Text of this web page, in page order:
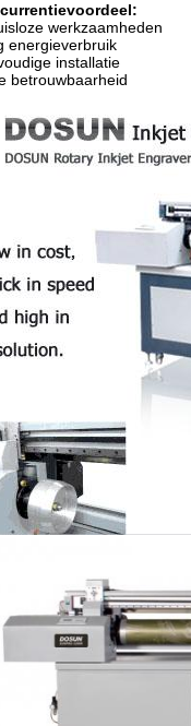
werkzaamheden
energieverbruik
installatie
betrouwbaarheid